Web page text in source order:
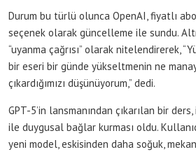
Durum bu türlü olunca OpenAI, fiyatlı
seçenek olarak güncelleme ile sundu.
“uyanma çağrısı” olarak nitelendirerek,
bir eseri bir günde yükseltmenin ne
çıkardığımızı düşünüyorum,” dedi.
GPT-5’in lansmanından çıkarılan bir
ile duygusal bağlar kurması oldu.
yeni model, eskisinden daha soğuk,